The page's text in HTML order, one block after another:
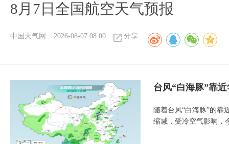
8月7日全国航空天气预报
中国天气网 2026-08-07 08:00 分享
台风“白海豚”靠
随着台风“白海豚”的靠
缩减，受冷空气影响，